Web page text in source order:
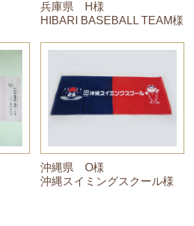
兵庫県 H様
HIBARI BASEBALL TEAM様
沖縄県 O様
沖縄スイミングスクール様